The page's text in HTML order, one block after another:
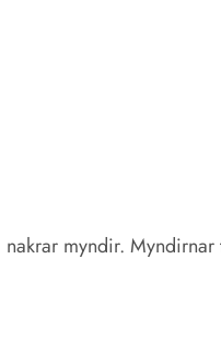
myndir.